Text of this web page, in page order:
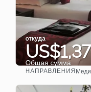
откуда
Общая сумма
НАПРАВЛЕНИЯ